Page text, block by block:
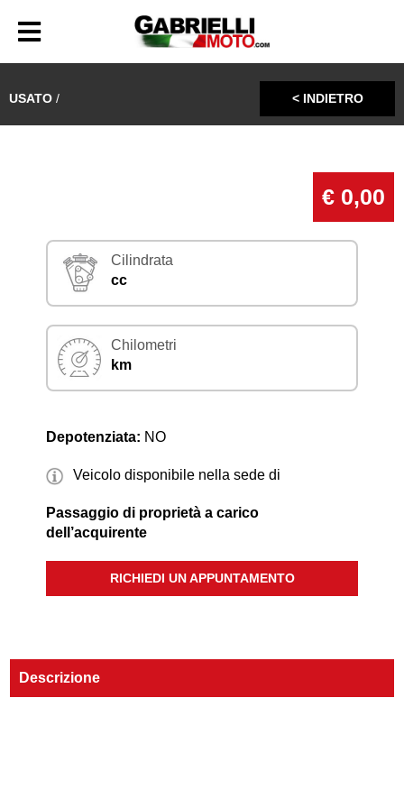
USATO / < INDIETRO
€ 0,00
Cilindrata
cc
Chilometri
km
Depotenziata: NO
Veicolo disponibile nella sede di
Passaggio di proprietà a carico
dell’acquirente
RICHIEDI UN APPUNTAMENTO
Descrizione